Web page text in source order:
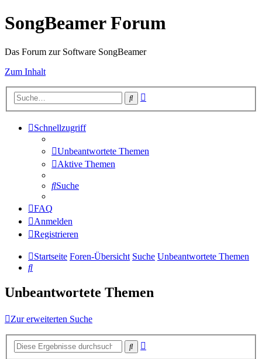
SongBeamer Forum
Das Forum zur Software SongBeamer
Zum Inhalt
Suche
Schnellzugriff
Unbeantwortete Themen
Aktive Themen
Suche
FAQ
Anmelden
Registrieren
Startseite Foren-Übersicht Suche Unbeantwortete Themen
Suche
Unbeantwortete Themen
Zur erweiterten Suche
Suche